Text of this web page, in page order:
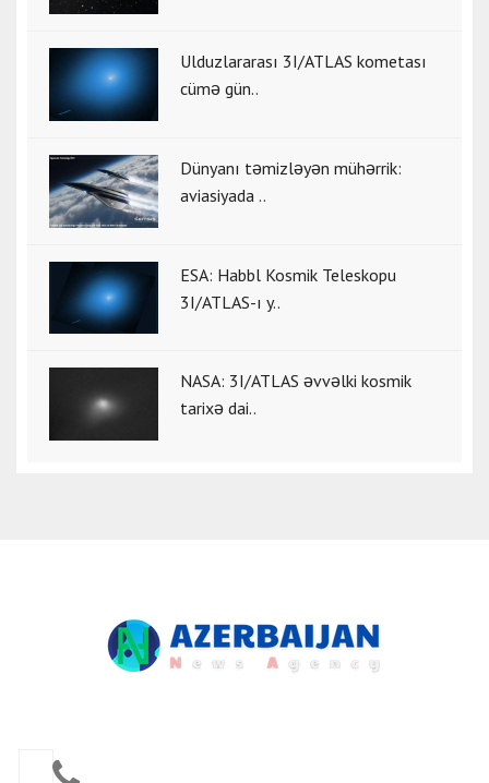
Ulduzlararası 3I/ATLAS kometası
cümə gün..
Dünyanı təmizləyən mühərrik:
aviasiyada ..
ESA: Habbl Kosmik Teleskopu
3I/ATLAS-ı y..
NASA: 3I/ATLAS əvvəlki kosmik
tarixə dai..